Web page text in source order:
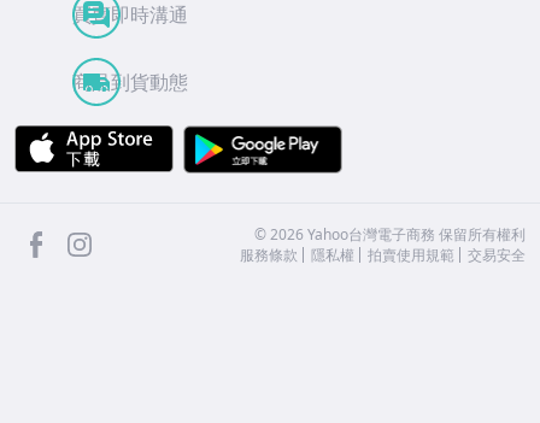
買賣即時溝通
商品到貨動態
APP Store
facebook ©2026 Yahoo台灣電子商務 保留所有權利
服務條款
隱私權 拍賣使用規範 交易安全